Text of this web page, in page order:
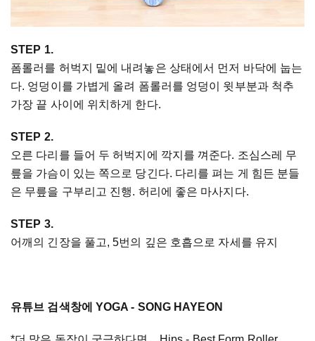
STEP 1.
폼롤러를 허벅지 밑에 내려놓은 상태에서 먼저 바닥에 눕는
다. 엉덩이를 가볍게 올려 폼롤러를 엉덩이 윗부분과 척추
가장 끝 사이에 위치하게 한다.
STEP 2.
오른 다리를 들어 두 허벅지에 깍지를 껴준다. 조심스레 무
릎을 가슴이 있는 쪽으로 당긴다. 다리를 펴는 게 힘든 분들
은 무릎을 구부리고 진행. 허리에 좋은 마사지다.
STEP 3.
어깨의 긴장을 풀고, 5번의 깊은 호흡으로 자세를 유지
유튜브 검색창에 YOGA - SONG HAYEON